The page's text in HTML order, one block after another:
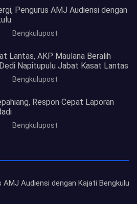
Pengurus AMJ Audiensi dengan
Bengkulupost
Lantas, AKP Maulana Beralih
Napitupulu Jabat Kasat Lantas
Bengkulupost
Respon Cepat Laporan
Bengkulupost
AMJ Audiensi dengan Kajati Bengkulu